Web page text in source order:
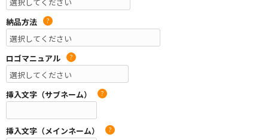
納品方法 ?
ロゴマニュアル ?
挿入文字（サブネーム） ?
挿入文字（メインネーム） ?